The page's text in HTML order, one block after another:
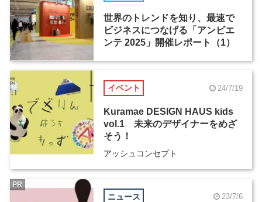
世界のトレンドを知り、最速で
ビジネスにつなげる「アンビエ
ンテ 2025」開催レポート（1）
イベント 24/7/19
Kuramae DESIGN HAUS kids
vol.1 未来のデザイナーをめざ
そう！
アッシュコンセプト
ニュース 23/7/6
PR